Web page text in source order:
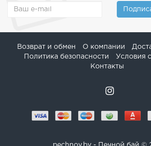
Возврат и обмен О компании
Политика безопасности
Условия
Контакты